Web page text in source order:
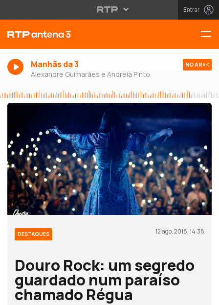
Entrar
Manhãs da 3
Alexandre Guimarães e Andreia Pinto
NO AR
DESTAQUES 12 ago, 2018, 14:38
Douro Rock: um segredo
guardado num paraíso
chamado Régua